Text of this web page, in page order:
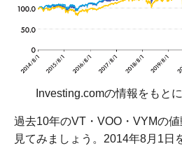
Investing.comの情報をもと
過去10年のVT・VOO・VYMの
見てみましょう。2014年8月1日